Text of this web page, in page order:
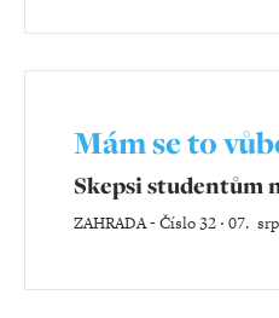
Mám se to
Skepsi studentům
ZAHRADA-Číslo 32 ‧ 07.